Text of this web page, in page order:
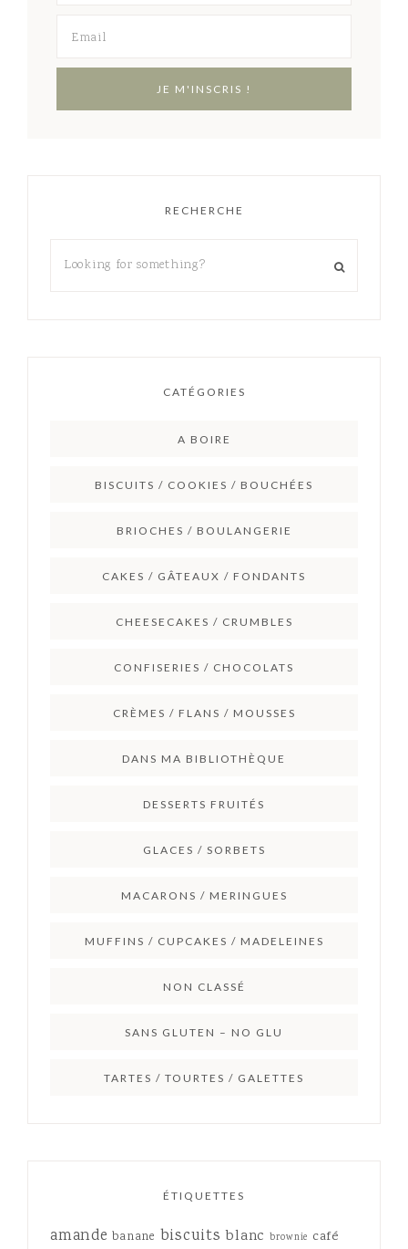
RECHERCHE
CATÉGORIES
A BOIRE
BISCUITS / COOKIES / BOUCHÉES
BRIOCHES / BOULANGERIE
CAKES / GÂTEAUX / FONDANTS
CHEESECAKES / CRUMBLES
CONFISERIES / CHOCOLATS
CRÈMES / FLANS / MOUSSES
DANS MA BIBLIOTHÈQUE
DESSERTS FRUITÉS
GLACES / SORBETS
MACARONS / MERINGUES
MUFFINS / CUPCAKES / MADELEINES
NON CLASSÉ
SANS GLUTEN – NO GLU
TARTES / TOURTES / GALETTES
ÉTIQUETTES
amande banane biscuits blanc brownie café